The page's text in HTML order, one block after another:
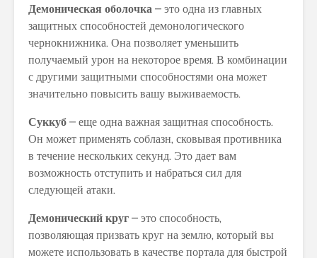
Демоническая оболочка – это одна из главных
защитных способностей демонологического
чернокнижника. Она позволяет уменьшить
получаемый урон на некоторое время. В комбинации
с другими защитными способностями она может
значительно повысить вашу выживаемость.
Суккуб – еще одна важная защитная способность.
Он может применять соблазн, сковывая противника
в течение нескольких секунд. Это дает вам
возможность отступить и набраться сил для
следующей атаки.
Демонический круг – это способность,
позволяющая призвать круг на землю, который вы
можете использовать в качестве портала для быстрой